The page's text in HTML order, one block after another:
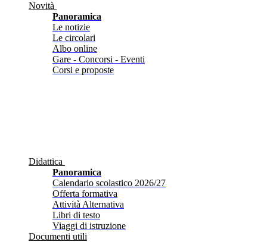
Novità
Panoramica
Le notizie
Le circolari
Albo online
Gare - Concorsi - Eventi
Corsi e proposte
Didattica
Panoramica
Calendario scolastico 2026/27
Offerta formativa
Attività Alternativa
Libri di testo
Viaggi di istruzione
Documenti utili